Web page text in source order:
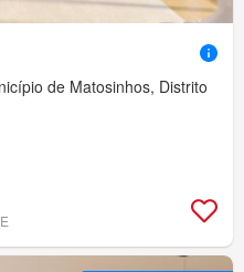
de Matosinhos, Distrito